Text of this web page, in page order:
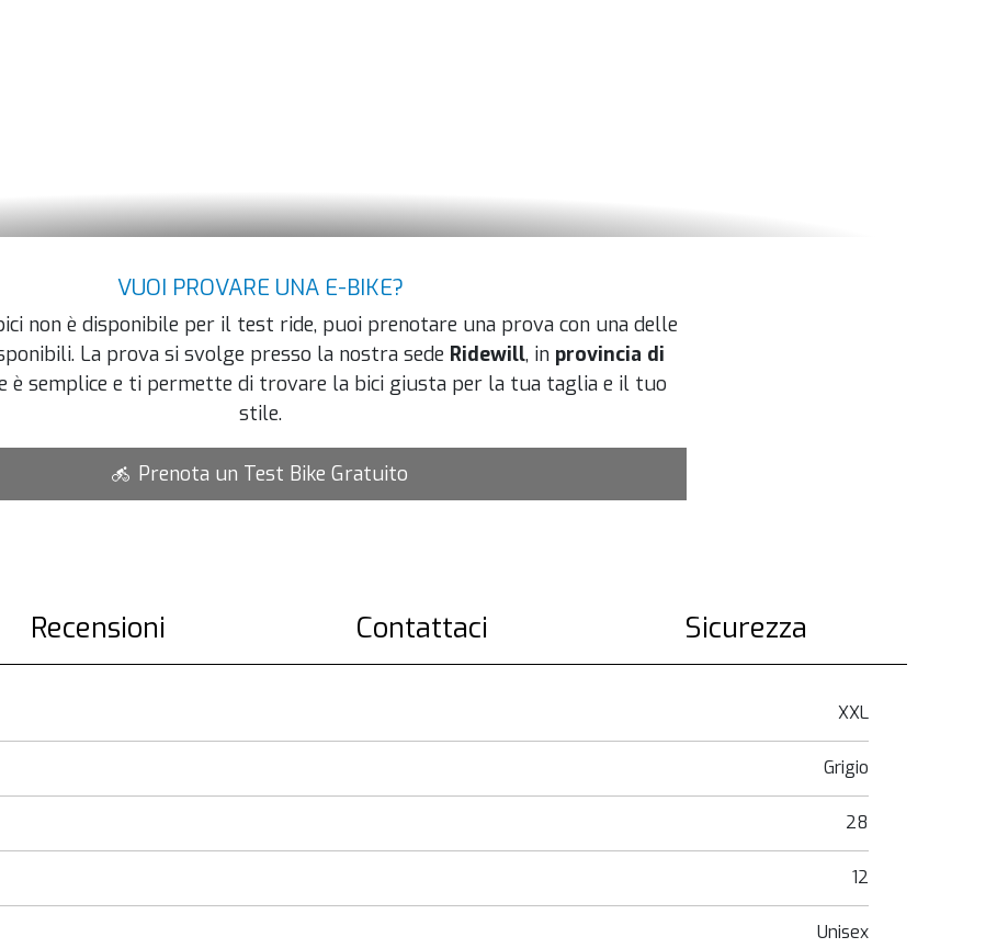
VUOI PROVARE UNA E-BIKE?
non è disponibile per il test ride, puoi prenotare una prova con una delle
La prova si svolge presso la nostra sede Ridewill, in provincia di
è semplice e ti permette di trovare la bici giusta per la tua taglia e il tuo
stile.
Prenota un Test Bike Gratuito
Recensioni Contattaci Sicurezza
XXL
Grigio
28
12
Unisex